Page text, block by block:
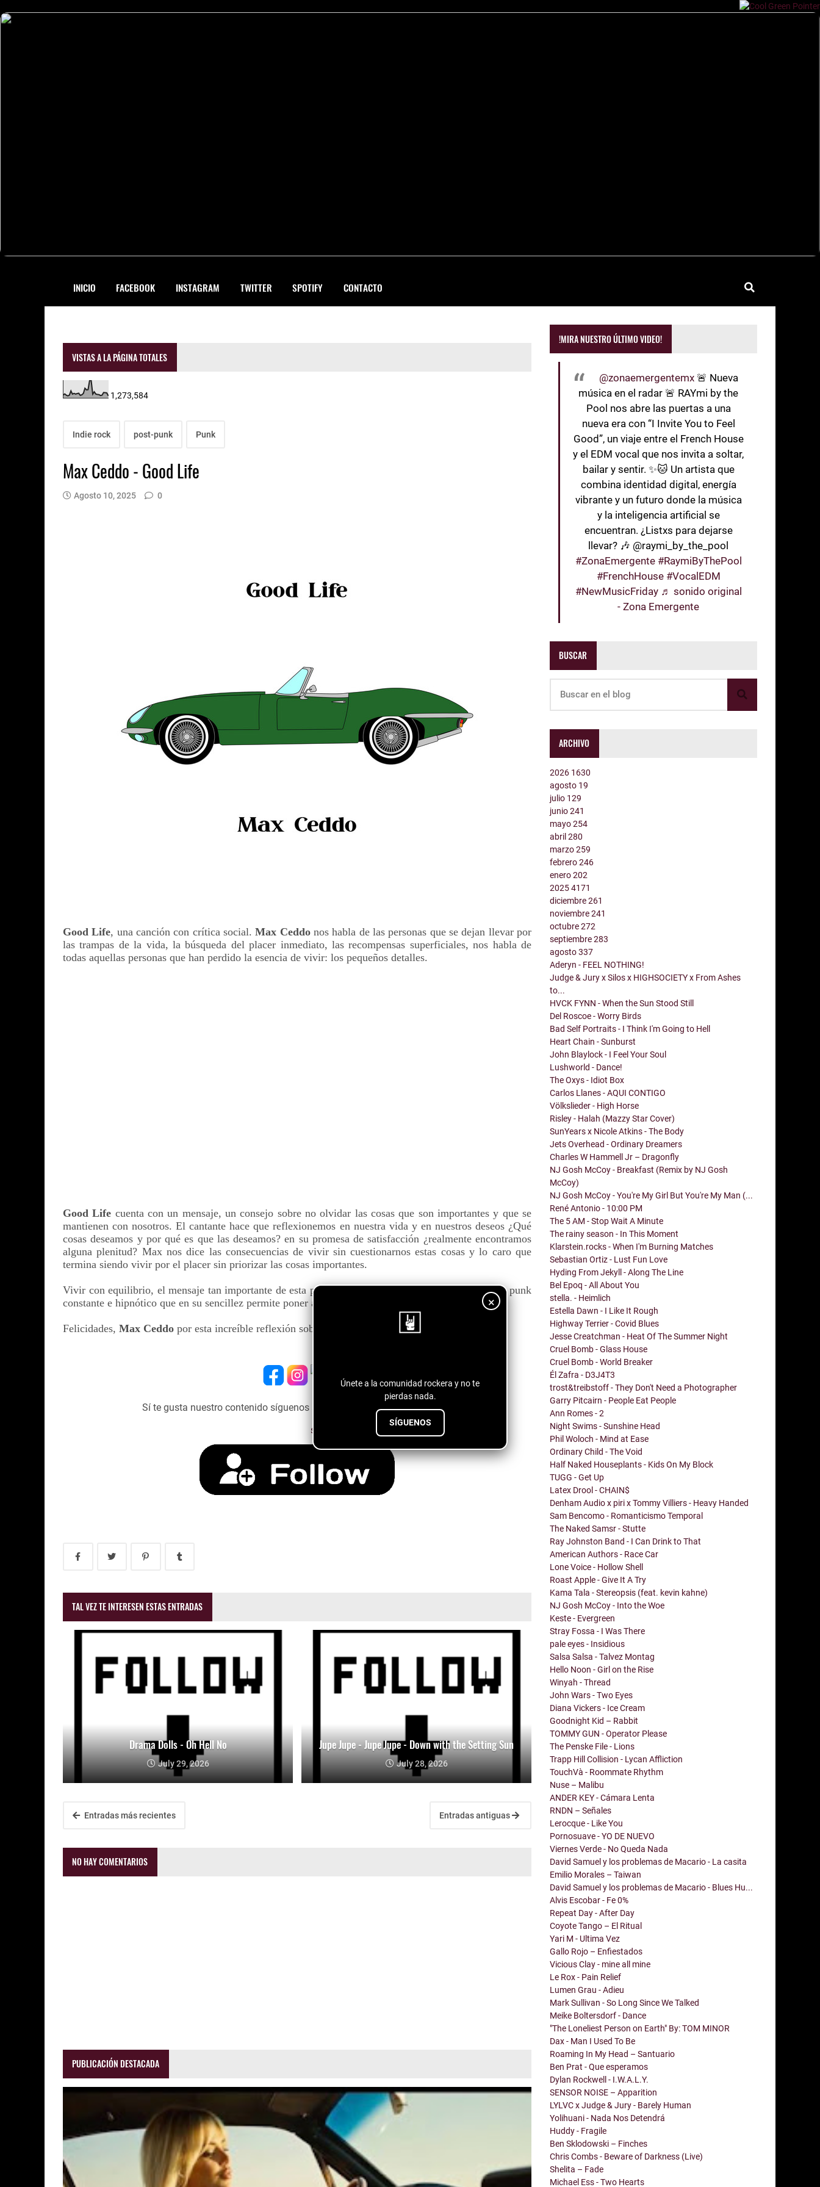
INICIO FACEBOOK INSTAGRAM TWITTER SPOTIFY CONTACTO
×
Únete a la comunidad rockera y no te
pierdas nada.
SÍGUENOS
VISTAS A LA PÁGINA TOTALES
1,273,584
Indie rock post-punk Punk
Max Ceddo - Good Life
Agosto 10, 2025 0
Good Life, una canción con crítica social.Max Ceddonos habla de las personas que se dejan llevar por
las trampas de la vida, la búsqueda del placer inmediato, las recompensas superficiales, nos habla de
todas aquellas personas que han perdido la esencia de vivir: los pequeños detalles.
Good Life cuenta con un mensaje, un consejo sobre no olvidar las cosas que son importantes y que se
mantienen con nosotros. El cantante hace que reflexionemos en nuestra vida y en nuestros deseos ¿Qué
cosas deseamos y por qué es que las deseamos? en su promesa de satisfacción ¿realmente encontramos
alguna plenitud? Max nos dice las consecuencias de vivir sin cuestionarnos estas cosas y lo caro que
termina siendo vivir por el placer sin priorizar las cosas importantes.
Vivir con equilibrio, el mensaje tan importante de esta pieza. Un mensaje acompañado de un ritmo punk
constante e hipnótico que en su sencillez permite poner a la letra como punto calve del tema.
Felicidades, Max Ceddo por esta increíble reflexión sobre la vida.
Sí te gusta nuestro contenido síguenos a través del siguiente botón ↓↓↓↓
TAL VEZ TE INTERESEN ESTAS ENTRADAS
Drama Dolls - Oh Hell No
July 29, 2026
Jupe Jupe - Jupe Jupe - Down with the Setting Sun
July 28, 2026
Entradas más recientes Entradas antiguas
NO HAY COMENTARIOS
PUBLICACIÓN DESTACADA
!MIRA NUESTRO ÚLTIMO VIDEO!
@zonaemergentemx 🚨 Nueva
música en el radar 🚨 RAYmi by the
Pool nos abre las puertas a una
nueva era con “I Invite You to Feel
Good”, un viaje entre el French House
y el EDM vocal que nos invita a soltar,
bailar y sentir. ✨🐱 Un artista que
combina identidad digital, energía
vibrante y un futuro donde la música
y la inteligencia artificial se
encuentran. ¿Listxs para dejarse
llevar? 🎶 @raymi_by_the_pool
#ZonaEmergente #RaymiByThePool
#FrenchHouse #VocalEDM
#NewMusicFriday ♬ sonido original
- Zona Emergente
BUSCAR
ARCHIVO
2026 1630
agosto 19
julio 129
junio241
mayo254
abril280
marzo259
febrero246
enero202
20254171
diciembre261
noviembre241
octubre272
septiembre283
agosto337
Aderyn - FEEL NOTHING!
Judge & Jury x Silos x HIGHSOCIETY x From Ashes
to...
HVCK FYNN - When the Sun Stood Still
Del Roscoe - Worry Birds
Bad Self Portraits - I Think I'm Going to Hell
Heart Chain - Sunburst
John Blaylock - I Feel Your Soul
Lushworld - Dance!
The Oxys - Idiot Box
Carlos Llanes - AQUI CONTIGO
Völkslieder - High Horse
Risley - Halah (Mazzy Star Cover)
SunYears x Nicole Atkins - The Body
Jets Overhead - Ordinary Dreamers
Charles W Hammell Jr – Dragonfly
NJ Gosh McCoy - Breakfast (Remix by NJ Gosh
McCoy)
NJ Gosh McCoy - You're My Girl But You're My Man (...
René Antonio - 10:00 PM
The 5 AM - Stop Wait A Minute
The rainy season - In This Moment
Klarstein.rocks - When I'm Burning Matches
Sebastian Ortiz - Lust Fun Love
Hyding From Jekyll - Along The Line
Bel Epoq - All About You
stella. - Heimlich
Estella Dawn - I Like It Rough
Highway Terrier - Covid Blues
Jesse Creatchman - Heat Of The Summer Night
Cruel Bomb - Glass House
Cruel Bomb - World Breaker
Él Zafra - D3J4T3
trost&treibstoff - They Don't Need a Photographer
Garry Pitcairn - People Eat People
Ann Romes - 2
Night Swims - Sunshine Head
Phil Woloch - Mind at Ease
Ordinary Child - The Void
Half Naked Houseplants - Kids On My Block
TUGG - Get Up
Latex Drool - CHAIN$
Denham Audio x piri x Tommy Villiers - Heavy Handed
Sam Bencomo - Romanticismo Temporal
The Naked Samsr - Stutte
Ray Johnston Band - I Can Drink to That
American Authors - Race Car
Lone Voice - Hollow Shell
Roast Apple - Give It A Try
Kama Tala - Stereopsis (feat. kevin kahne)
NJ Gosh McCoy - Into the Woe
Keste - Evergreen
Stray Fossa - I Was There
pale eyes - Insidious
Salsa Salsa - Talvez Montag
Hello Noon - Girl on the Rise
Winyah - Thread
John Wars - Two Eyes
Diana Vickers - Ice Cream
Goodnight Kid – Rabbit
TOMMY GUN - Operator Please
The Penske File - Lions
Trapp Hill Collision - Lycan Affliction
TouchVà - Roommate Rhythm
Nuse – Malibu
ANDER KEY - Cámara Lenta
RNDN – Señales
Lerocque - Like You
Pornosuave - YO DE NUEVO
Viernes Verde - No Queda Nada
David Samuel y los problemas de Macario - La casita
Emilio Morales – Taiwan
David Samuel y los problemas de Macario - Blues Hu...
Alvis Escobar - Fe 0%
Repeat Day - After Day
Coyote Tango – El Ritual
Yari M - Ultima Vez
Gallo Rojo – Enfiestados
Vicious Clay - mine all mine
Le Rox - Pain Relief
Lumen Grau - Adieu
Mark Sullivan - So Long Since We Talked
Meike Boltersdorf - Dance
"The Loneliest Person on Earth" By: TOM MINOR
Dax - Man I Used To Be
Roaming In My Head – Santuario
Ben Prat - Que esperamos
Dylan Rockwell - I.W.A.L.Y.
SENSOR NOISE – Apparition
LYLVC x Judge & Jury - Barely Human
Yolihuani - Nada Nos Detendrá
Huddy - Fragile
Ben Sklodowski – Finches
Chris Combs - Beware of Darkness (Live)
Shelita – Fade
Michael Ess - Two Hearts